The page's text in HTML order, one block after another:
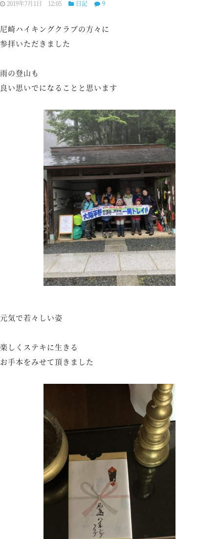
2019年7月1日 12:05 日記 9
尼崎ハイキングクラブの方々に
参拝いただきました
雨の登山も
良い思いでになることと思います
元気で若々しい姿
楽しくステキに生きる
お手本をみせて頂きました